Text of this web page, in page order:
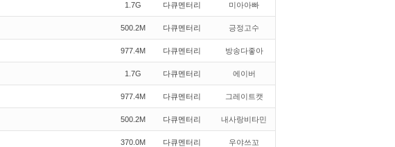
1.7G 다큐멘터리 미아아빠
500.2M 다큐멘터리 긍정고수
977.4M 다큐멘터리 방송다좋아
1.7G 다큐멘터리 에이버
977.4M 다큐멘터리 그레이트캣
500.2M 다큐멘터리 내사랑비타민
370.0M 다큐멘터리 우야쓰꼬